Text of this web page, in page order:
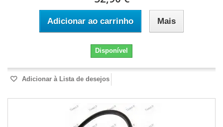
Adicionar ao carrinho Mais
Disponível
Adicionar à Lista de desejos